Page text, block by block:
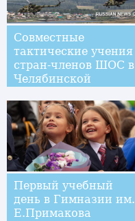
Совместные
тактические учения
стран-членов ШОС в
Челябинской
Первый учебный
день в Гимназии им.
Е.Примакова